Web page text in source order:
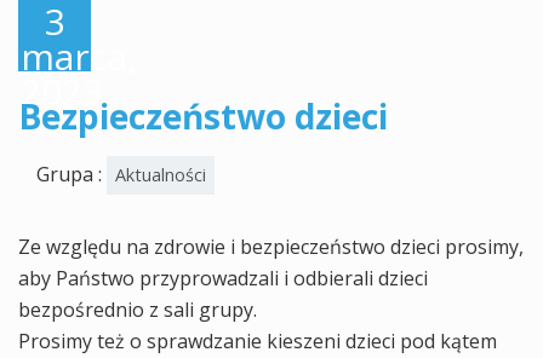
3
marca,
2023
Bezpieczeństwo dzieci
Grupa : Aktualności
Ze względu na zdrowie i bezpieczeństwo dzieci prosimy,
aby Państwo przyprowadzali i odbierali dzieci
bezpośrednio z sali grupy.
Prosimy też o sprawdzanie kieszeni dzieci pod kątem